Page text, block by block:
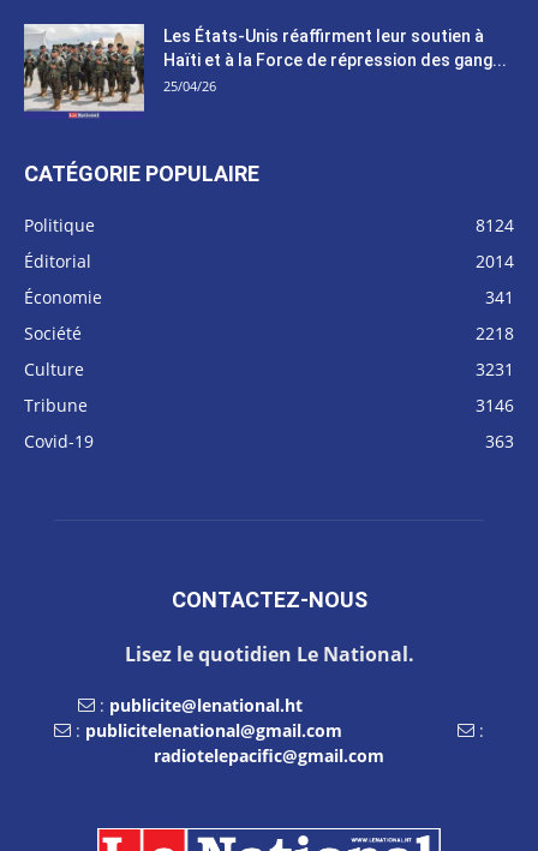
Les États-Unis réaffirment leur soutien à
Haïti et à la Force de répression des gang...
25/04/26
CATÉGORIE POPULAIRE
Politique
8124
Éditorial
2014
Économie
341
Société
2218
Culture
3231
Tribune
3146
Covid-19
363
CONTACTEZ-NOUS
Lisez le quotidien Le National.
: publicite@lenational.ht
: publicitelenational@gmail.com
:
radiotelepacific@gmail.com